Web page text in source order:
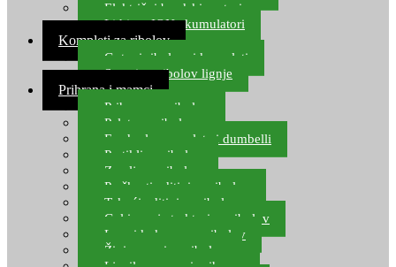
Električni brodski motori
Lithium ION akumulatori
Kompleti za ribolov
Gotovi ribolovni kompleti
Setovi za ribolov lignje
Prihrana i mamci
Prihrana za ribolov
Pelete za ribolov
Feeder lovne pelete i dumbelli
Partikli za ribolov
Zemlja za ribolov
Praškasti aditivi za ribolov
Tekući aditivi za ribolov
Gel i sprej atraktori za ribolov
Lovni kukuruz za ribolov
Živi mamci za ribolov